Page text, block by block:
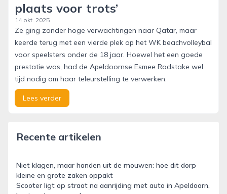
plaats voor trots’
14 okt. 2025
Ze ging zonder hoge verwachtingen naar Qatar, maar
keerde terug met een vierde plek op het WK beachvolleybal
voor speelsters onder de 18 jaar. Hoewel het een goede
prestatie was, had de Apeldoornse Esmee Radstake wel
tijd nodig om haar teleurstelling te verwerken.
Lees verder
Recente artikelen
Niet klagen, maar handen uit de mouwen: hoe dit dorp
kleine en grote zaken oppakt
Scooter ligt op straat na aanrijding met auto in Apeldoorn,